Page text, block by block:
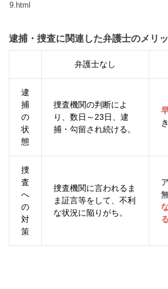
9.html
逮捕・捜査に関連した弁護士のメリ
弁護士なし
逮
捕
の
状
態
捜査機関の判断によ
り、数日～23日、逮
捕・勾留され続ける。
捜
査
へ
の
対
策
捜査機関に言われるま
ま証言等をして、不利
な状況に陥りがち。
る